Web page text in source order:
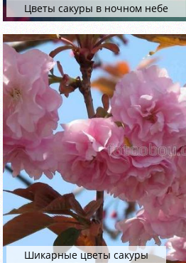
Цветы сакуры в ночном небе
Шикарные цветы сакуры